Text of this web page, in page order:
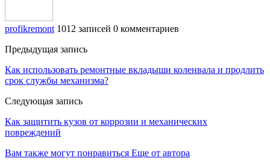
profikremont 1012 записей 0 комментариев
Предыдущая запись
Как использовать ремонтные вкладыши коленвала и продлить
срок службы механизма?
Следующая запись
Как защитить кузов от коррозии и механических
повреждений
Вам также могут понравиться Еще от автора